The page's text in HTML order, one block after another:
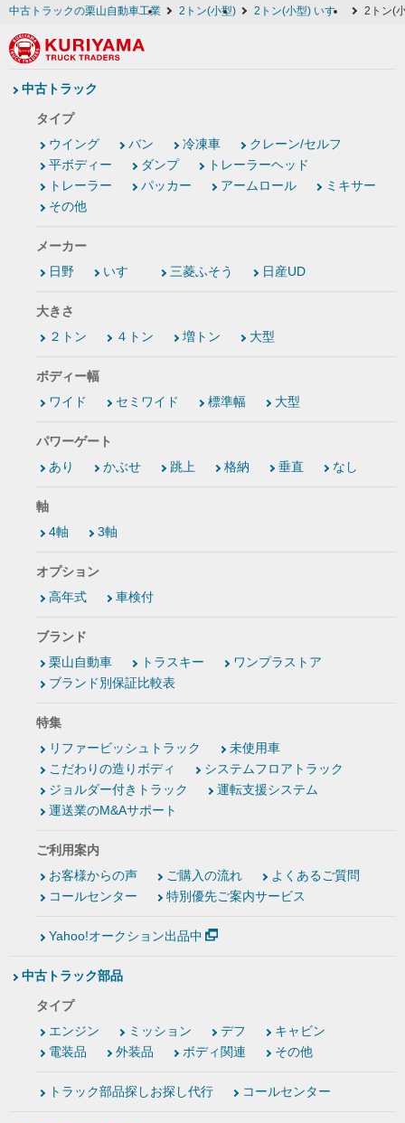
中古トラックの栗山自動車工業 2トン(小型) 2トン(小型) いすゞ 2トン(
中古トラック
タイプ
ウイング
バン 冷凍車
クレーン/セルフ
平ボディー
ダンプ
トレーラーヘッド
トレーラー
パッカー アームロール
ミキサー
その他
メーカー
日野
いすゞ 三菱ふそう 日産UD
大きさ
２トン
４トン 増トン 大型
ボディー幅
ワイド
セミワイド 標準幅 大型
パワーゲート
あり
かぶせ 跳上 格納 垂直 なし
軸
4軸
3軸
オプション
高年式
車検付
ブランド
栗山自動車
トラスキー
ワンプラストア
ブランド別保証比較表
特集
リファービッシュトラック
未使用車
こだわりの造りボディ
システムフロアトラック
ジョルダー付きトラック
運転支援システム
運送業のM&Aサポート
ご利用案内
お客様からの声
ご購入の流れ
よくあるご質問
コールセンター
特別優先ご案内サービス
Yahoo!オークション出品中
中古トラック部品
タイプ
エンジン
ミッション デフ
キャビン
電装品
外装品 ボディ関連 その他
トラック部品探しお探し代行 コールセンター